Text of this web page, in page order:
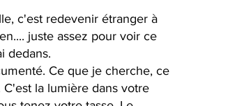
c'est redevenir étranger à
juste assez pour voir ce
dedans.
Ce que je cherche, ce
la lumière dans votre